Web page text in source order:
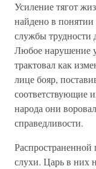
Усиление тягот
найдено в
службы трудности
Любое нарушение
трактовал как
лице бояр,
соответствующие
народа они
справедливости.
Распространенной
слухи. Царь в них